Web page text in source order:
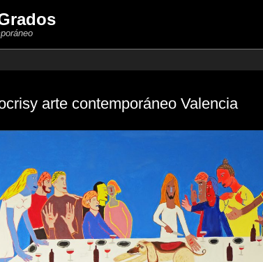
arte contemporáneo Valencia